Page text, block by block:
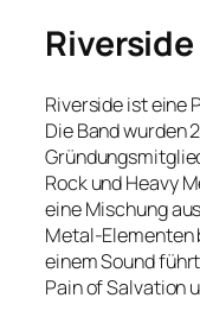
Riverside ist eine
Die Band wurden
Rock und Heavy
eine Mischung
Metal-Elementen
einem Sound
Pain of Salvation